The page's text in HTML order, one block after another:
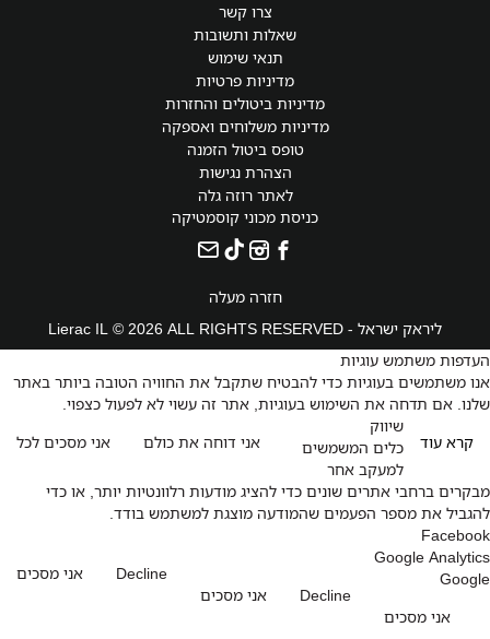
צרו קשר
שאלות ותשובות
תנאי שימוש
מדיניות פרטיות
מדיניות ביטולים והחזרות
מדיניות משלוחים ואספקה
טופס ביטול הזמנה
הצהרת נגישות
לאתר רוזה גלה
כניסת מכוני קוסמטיקה
חזרה מעלה
ליראק ישראל - Lierac IL © 2026 ALL RIGHTS RESERVED
העדפות משתמש עוגיות
אנו משתמשים בעוגיות כדי להבטיח שתקבל את החוויה הטובה ביותר באתר
שלנו. אם תדחה את השימוש בעוגיות, אתר זה עשוי לא לפעול כצפוי.
אני מסכים לכל
אני דוחה את כולם קרא עוד
שיווק
כלים המשמשים
למעקב אחר
מבקרים ברחבי אתרים שונים כדי להציג מודעות רלוונטיות יותר, או כדי
להגביל את מספר הפעמים שהמודעה מוצגת למשתמש בודד.
Facebook
אני מסכים
Decline
Google Analytics
אני מסכים
Decline
Google
אני מסכים